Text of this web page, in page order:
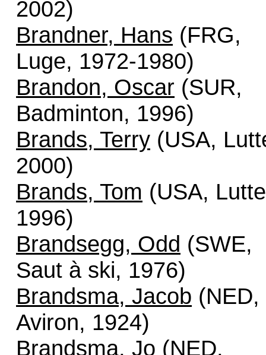
2002)
Brandner, Hans (FRG,
Luge, 1972-1980)
Brandon, Oscar (SUR,
Badminton, 1996)
Brands, Terry (USA,
2000)
Brands, Tom (USA,
1996)
Brandsegg, Odd (SWE,
Saut à ski, 1976)
Brandsma, Jacob (NED,
Aviron, 1924)
Brandsma, Jo (NED,